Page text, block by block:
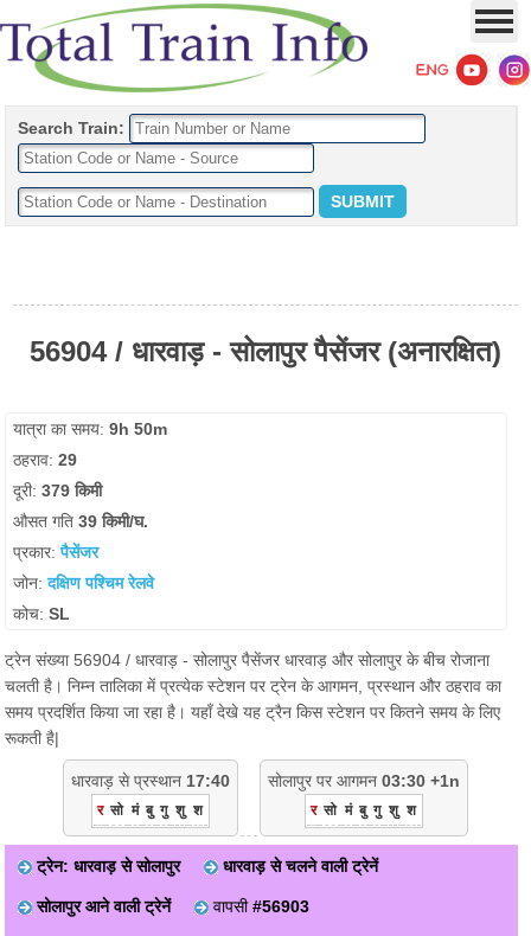
Search Train:
56904 / धारवाड़ - सोलापुर पैसेंजर (अनारक्षित)
यात्रा का समय:9h 50m
ठहराव:29
दूरी:379 किमी
औसत गति39 किमी/घ.
प्रकार:पैसेंजर
जोन:दक्षिण पश्चिम रेलवे
कोच:SL
ट्रेन संख्या 56904 / धारवाड़ - सोलापुर पैसेंजर धारवाड़ और सोलापुर के बीच रोजाना
चलती है। निम्न तालिका में प्रत्येक स्टेशन पर ट्रेन के आगमन, प्रस्थान और ठहराव का
समय प्रदर्शित किया जा रहा है। यहाँ देखे यह ट्रैन किस स्टेशन पर कितने समय के लिए
रूकती है|
धारवाड़ से प्रस्थान 17:40
र सो मं बु गु शु श
सोलापुर पर आगमन 03:30 +1n
र सो मं बु गु शु श
ट्रेन: धारवाड़ से सोलापुर धारवाड़ से चलने वाली ट्रेनें
सोलापुर आने वाली ट्रेनें वापसी#56903